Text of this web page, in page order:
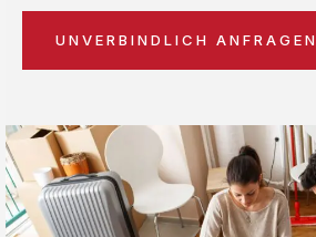
UNVERBINDLICH ANFRAGEN